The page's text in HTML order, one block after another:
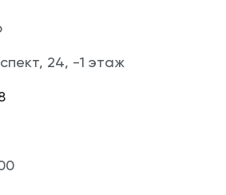
24, -1 этаж